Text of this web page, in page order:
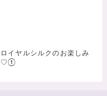
ロイヤルシルクのお楽しみ
♡①